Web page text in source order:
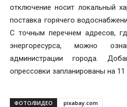
отключение носит локальный
поставка горячего
С точным перечнем адресов,
энергоресурса, можно
администрации города.
опрессовки запланированы на 11
ФОТО/ВИДЕО
pixabay.com